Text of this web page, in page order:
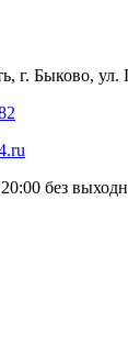
г. Быково,
без